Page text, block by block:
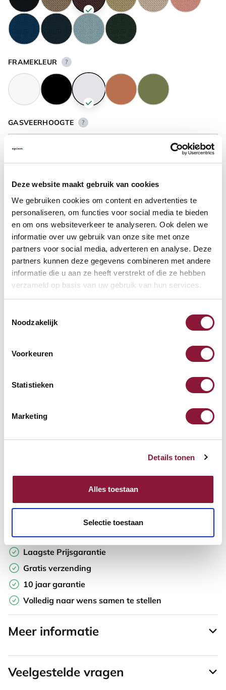
Deze website maakt gebruik van cookies
We gebruiken cookies om content en advertenties te
personaliseren, om functies voor social media te bieden
en om ons websiteverkeer te analyseren. Ook delen we
informatie over uw gebruik van onze site met onze
partners voor social media, adverteren en analyse. Deze
partners kunnen deze gegevens combineren met andere
informatie die u aan ze heeft verstrekt of die ze hebben
verzameld op basis van uw gebruik van hun services.
Noodzakelijk
Voorkeuren
Statistieken
Marketing
Details tonen
Alles toestaan
Selectie toestaan
FRAMEKLEUR ?
GASVEERHOOGTE ?
Beschikbaar
Opzoek naar een offerte op maat? Maak je werkplek compleet
Toevoegen aan vergelijker
Laagste Prijsgarantie
Gratis verzending
10 jaar garantie
Volledig naar wens samen te stellen
Meer informatie
Veelgestelde vragen